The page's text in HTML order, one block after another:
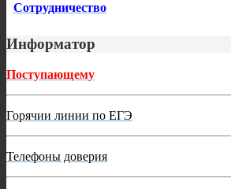
Сотрудничество
Информатор
Поступающему
Горячии линии по ЕГЭ
Телефоны доверия